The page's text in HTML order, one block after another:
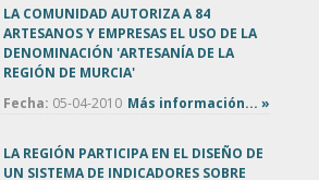
LA COMUNIDAD AUTORIZA A 84
ARTESANOS Y EMPRESAS EL USO DE LA
DENOMINACIÓN 'ARTESANÍA DE LA
REGIÓN DE MURCIA'
Fecha: 05-04-2010 Más información... »
LA REGIÓN PARTICIPA EN EL DISEÑO DE
UN SISTEMA DE INDICADORES SOBRE